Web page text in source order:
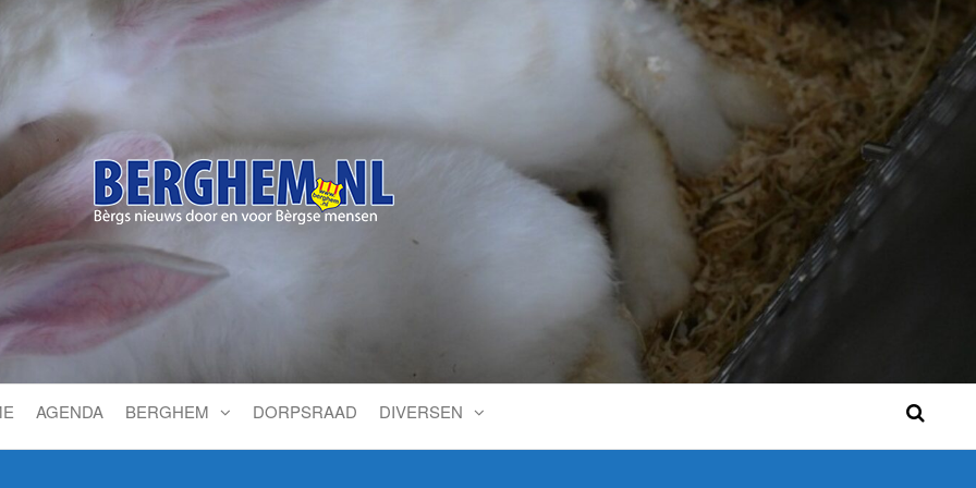
Bérgs nieuws door en voor Bérgse mensen
AGENDA BERGHEM DORPSRAAD DIVERSEN